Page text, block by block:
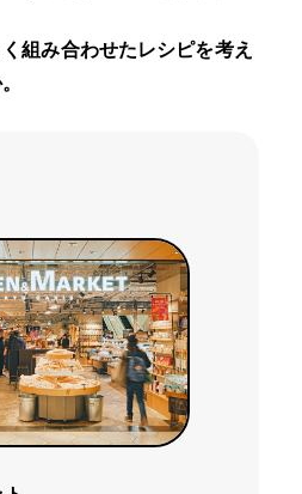
組み合わせたレシピを考え